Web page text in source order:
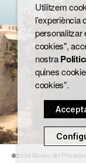
© 2026 Museu del
Utilitzem
l’experiència
personalitzar
cookies",
nostra
quines
cookies”.